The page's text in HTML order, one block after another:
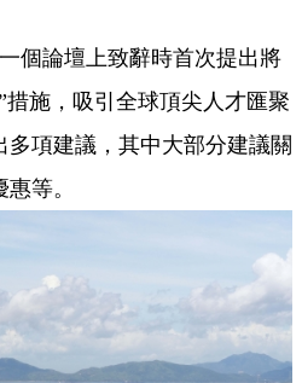
論壇上致辭時首次提出將
施，吸引全球頂尖人才匯聚
項建議，其中大部分建議關
等。